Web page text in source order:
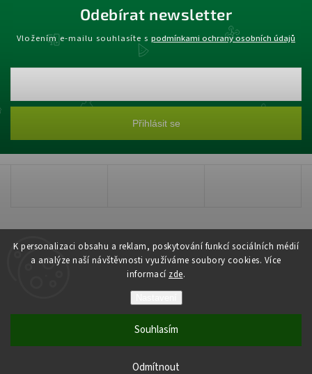
K personalizaci obsahu a reklam, poskytování funkcí sociálních médií
a analýze naší návštěvnosti využíváme soubory cookies. Více
informací zde.
Odmítnout
Souhlasím
Odebírat newsletter
Vložením e-mailu souhlasíte s podmínkami ochrany osobních údajů
Přihlásit se
Vytvořil Shoptet
Zahradnictví Šťastný. Všechna práva vyhrazena.
Upravit nastavení cookies